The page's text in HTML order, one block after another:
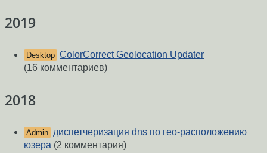
2019
Desktop ColorCorrect Geolocation Updater
(16 комментариев)
2018
Admin диспетчеризация dns по гео-расположению
юзера (2 комментария)